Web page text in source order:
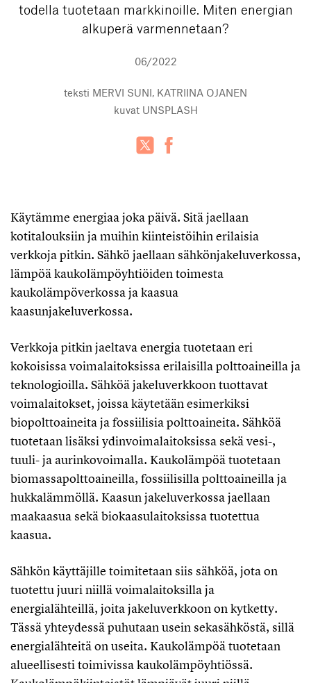
todella tuotetaan markkinoille. Miten energian
alkuperä varmennetaan?
06/2022
teksti MERVI SUNI, KATRIINA OJANEN
kuvat UNSPLASH
Käytämme energiaa joka päivä. Sitä jaellaan
kotitalouksiin ja muihin kiinteistöihin erilaisia
verkkoja pitkin. Sähkö jaellaan sähkönjakeluverkossa,
lämpöä kaukolämpöyhtiöiden toimesta
kaukolämpöverkossa ja kaasua
kaasunjakeluverkossa.
Verkkoja pitkin jaeltava energia tuotetaan eri
kokoisissa voimalaitoksissa erilaisilla polttoaineilla ja
teknologioilla. Sähköä jakeluverkkoon tuottavat
voimalaitokset, joissa käytetään esimerkiksi
biopolttoaineita ja fossiilisia polttoaineita. Sähköä
tuotetaan lisäksi ydinvoimalaitoksissa sekä vesi-,
tuuli- ja aurinkovoimalla. Kaukolämpöä tuotetaan
biomassapolttoaineilla, fossiilisilla polttoaineilla ja
hukkalämmöllä. Kaasun jakeluverkossa jaellaan
maakaasua sekä biokaasulaitoksissa tuotettua
kaasua.
Sähkön käyttäjille toimitetaan siis sähköä, jota on
tuotettu juuri niillä voimalaitoksilla ja
energialähteillä, joita jakeluverkkoon on kytketty.
Tässä yhteydessä puhutaan usein sekasähköstä, sillä
energialähteitä on useita. Kaukolämpöä tuotetaan
alueellisesti toimivissa kaukolämpöyhtiössä.